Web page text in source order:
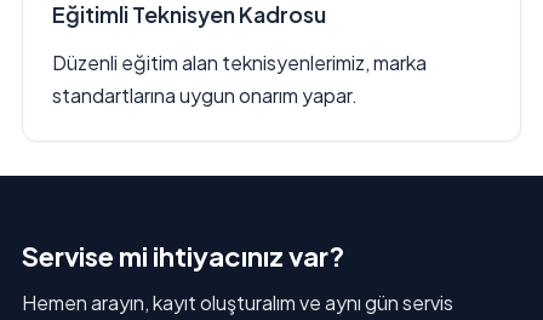
Eğitimli Teknisyen Kadrosu
Düzenli eğitim alan teknisyenlerimiz, marka
standartlarına uygun onarım yapar.
Servise mi ihtiyacınız var?
Hemen arayın, kayıt oluşturalım ve aynı gün servis